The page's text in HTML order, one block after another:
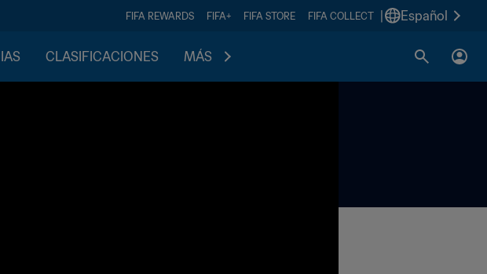
FIFA REWARDS FIFA+ FIFA STORE FIFA COLLECT Español
CLASIFICACIONES MÁS